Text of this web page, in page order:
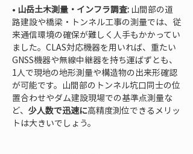
• 山岳土木測量・インフラ調査: 山間部の道
路建設や橋梁・トンネル工事の測量では、従
来通信環境の確保が難しく人手もかかってい
ました。CLAS対応機器を用いれば、重たい
GNSS機器や無線中継器を持ち運ばずとも、
1人で現地の地形測量や構造物の出来形確認
が可能です。山間部のトンネル坑口同士の位
置合わせやダム建設現場での基準点測量な
ど、 少人数で迅速に高精度測位できるメリッ
トは大きいでしょう。